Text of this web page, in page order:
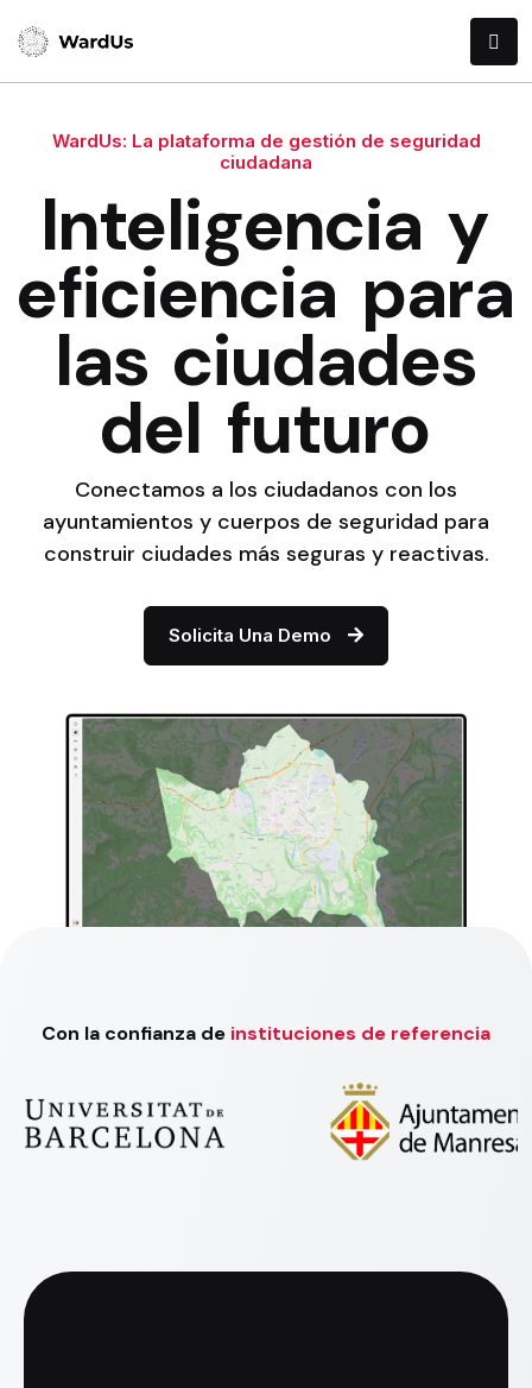
WardUs: La plataforma de gestión de seguridad
ciudadana
Inteligencia y
eficiencia para
las ciudades
del futuro
Conectamos a los ciudadanos con los
ayuntamientos y cuerpos de seguridad para
construir ciudades más seguras y reactivas.
Solicita Una Demo
Con la confianza de instituciones de referencia